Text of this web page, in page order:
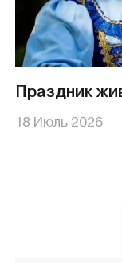
Праздник
18 Июль 2026